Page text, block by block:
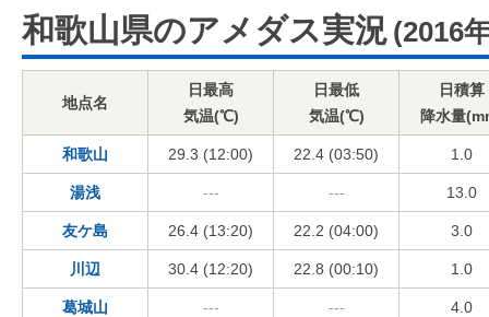
和歌山県のアメダス実況 (2016
地点名
日最高
気温(℃)
日最低
気温(℃)
日積算
降水量
和歌山 29.3 (12:00) 22.4 (03:50) 1.0
湯浅 --- --- 13.0
友ケ島 26.4 (13:20) 22.2 (04:00) 3.0
川辺 30.4 (12:20) 22.8 (00:10) 1.0
葛城山 --- --- 4.0